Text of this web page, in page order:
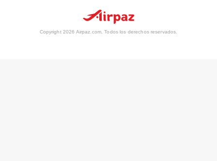
Copyright 2026 Airpaz.com. Todos los derechos reservados.